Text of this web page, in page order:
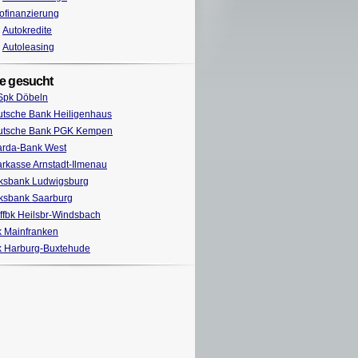
Autokredite
Autoleasing
gesucht
Döbeln
Bank Heiligenhaus
Bank PGK Kempen
Bank West
Arnstadt-Ilmenau
Ludwigsburg
Saarburg
Heilsbr-Windsbach
Mainfranken
Harburg-Buxtehude